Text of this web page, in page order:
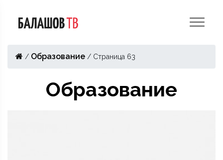
/ Образование / Страница 63
Образование